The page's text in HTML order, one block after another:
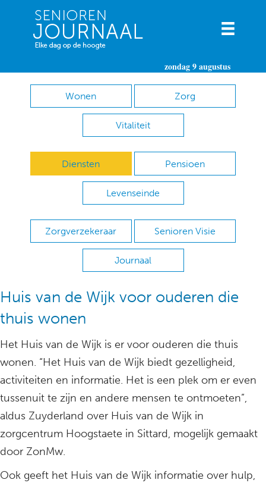
zondag 9 augustus
Wonen Zorg
Vitaliteit
Diensten Pensioen
Levenseinde
Zorgverzekeraar Senioren Visie
Journaal
Huis van de Wijk voor ouderen die
thuis wonen
Het Huis van de Wijk is er voor ouderen die thuis
wonen. “Het Huis van de Wijk biedt gezelligheid,
activiteiten en informatie. Het is een plek om er even
tussenuit te zijn en andere mensen te ontmoeten”,
aldus Zuyderland over Huis van de Wijk in
zorgcentrum Hoogstaete in Sittard, mogelijk gemaakt
door ZonMw.
Ook geeft het Huis van de Wijk informatie over hulp,